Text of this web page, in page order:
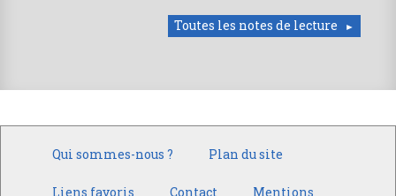
Toutes les notes de lecture
Qui sommes-nous ? Plan du site
Liens favoris Contact Mentions